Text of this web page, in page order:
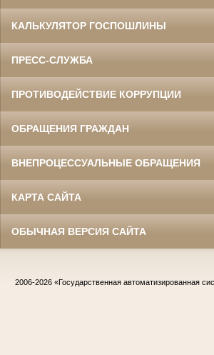
КАЛЬКУЛЯТОР ГОСПОШЛИНЫ
ПРЕСС-СЛУЖБА
ПРОТИВОДЕЙСТВИЕ КОРРУПЦИИ
ОБРАЩЕНИЯ ГРАЖДАН
ВНЕПРОЦЕССУАЛЬНЫЕ ОБРАЩЕНИЯ
КАРТА САЙТА
ОБЫЧНАЯ ВЕРСИЯ САЙТА
2006-2026 «Государственная автоматизированная